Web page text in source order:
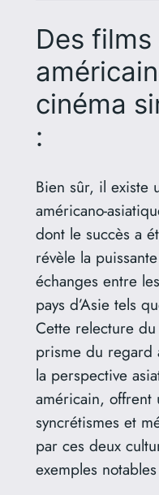
Des
cinéma
:
Bien sûr, il existe
américano-
dont le succès a
révèle la
échanges entre
pays d’Asie tels
Cette relecture
prisme du regard
la perspective
américain, offrent
syncrétismes et
par ces deux
exemples